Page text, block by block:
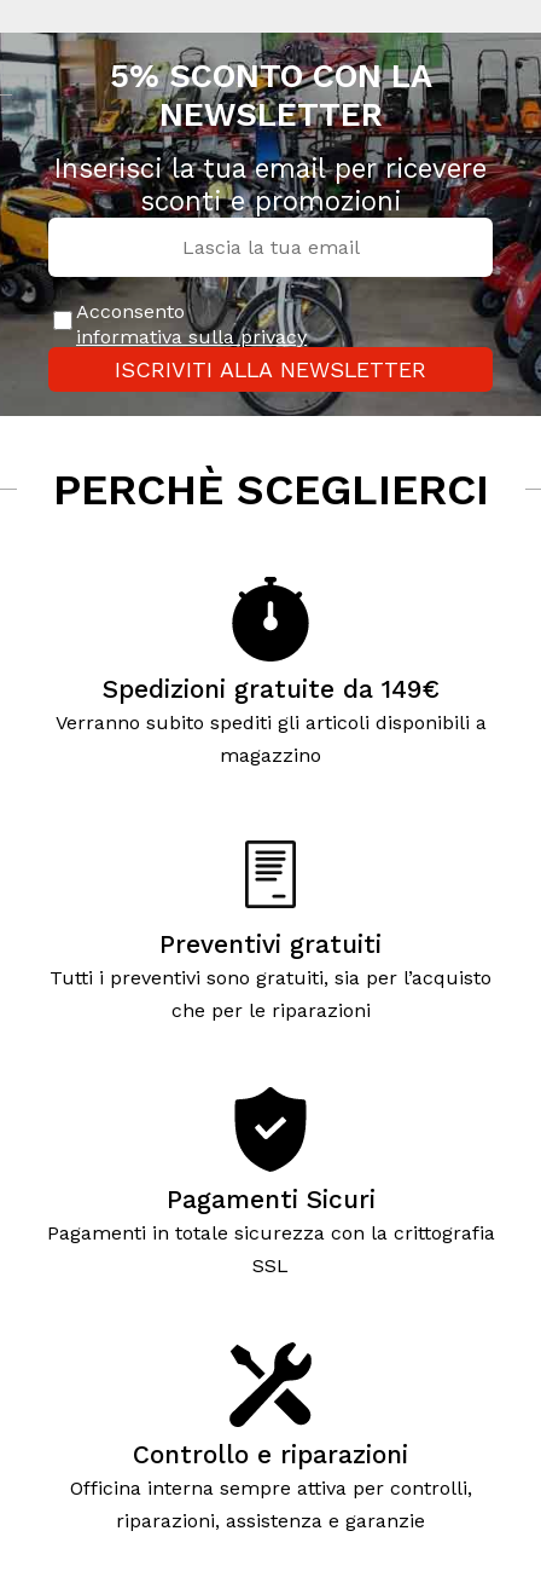
5% SCONTO CON LA
NEWSLETTER
Inserisci la tua email per ricevere
sconti e promozioni
Acconsento
informativa sulla privacy
ISCRIVITI ALLA NEWSLETTER
PERCHÈ SCEGLIERCI
Spedizioni gratuite da 149€
Verranno subito spediti gli articoli disponibili a
magazzino
Preventivi gratuiti
Tutti i preventivi sono gratuiti, sia per l’acquisto
che per le riparazioni
Pagamenti Sicuri
Pagamenti in totale sicurezza con la crittografia
SSL
Controllo e riparazioni
Officina interna sempre attiva per controlli,
riparazioni, assistenza e garanzie